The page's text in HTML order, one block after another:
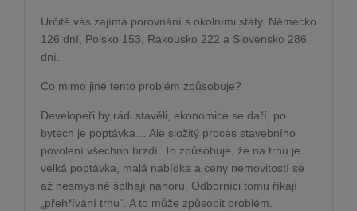
Určitě vás zajímá porovnání s okolními státy. Německo
126 dní, Polsko 153, Rakousko 222 a Slovensko 286
dní.
Co mimo jiné tento problém způsobuje?
Developeři by rádi stavěli, ekonomice se daří, po
bytech je poptávka… Ale složitý proces stavebního
povolení všechno brzdí. To způsobuje, že na trhu je
velká poptávka, malá nabídka a ceny nemovitostí se
až nesmyslně šplhají nahoru. Odborníci tomu říkají
„přehřívání trhu“. A to může způsobit problém.